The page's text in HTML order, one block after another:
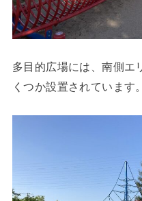
多目的広場には、南側エ
くつか設置されています。